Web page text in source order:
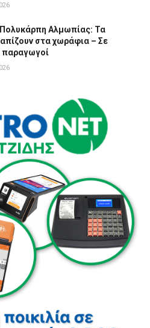
Πολυκάρπη Αλμωπίας: Τα
στα χωράφια – Σε
παραγωγοί